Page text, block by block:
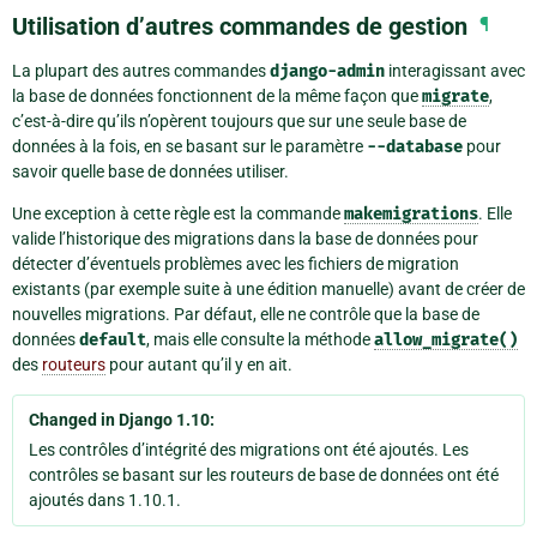
Utilisation d’autres commandes de gestion ¶
La plupart des autres commandesdjango-admin interagissant avec
la base de données fonctionnent de la même façon quemigrate,
c’est-à-dire qu’ils n’opèrent toujours que sur une seule base de
données à la fois, en se basant sur le paramètre --database pour
savoir quelle base de données utiliser.
Une exception à cette règle est la commandemakemigrations. Elle
valide l’historique des migrations dans la base de données pour
détecter d’éventuels problèmes avec les fichiers de migration
existants (par exemple suite à une édition manuelle) avant de créer de
nouvelles migrations. Par défaut, elle ne contrôle que la base de
donnéesdefault, mais elle consulte la méthodeallow_migrate()
des routeurs pour autant qu’il y en ait.
Changed in Django 1.10:
Les contrôles d’intégrité des migrations ont été ajoutés. Les
contrôles se basant sur les routeurs de base de données ont été
ajoutés dans 1.10.1.